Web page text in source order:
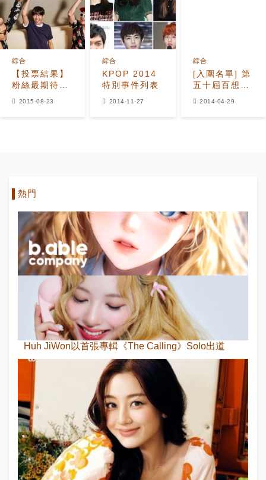
【投票結果】
粉絲最期待
《無挑》歌謠
綜合
2015-08-23
KPOP 2014
特別事件列表
綜合
2014-11-27
[入圍名單] 第
五十屆百想藝
術大賞
綜合
2014-04-29
熱門
Huh JiWon以首張專輯《The Calling》Solo出道